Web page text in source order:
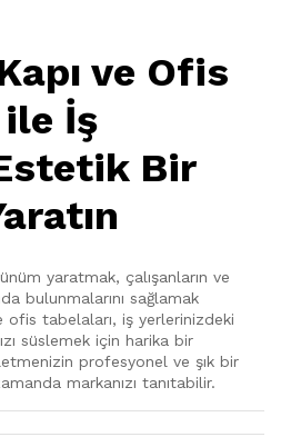
ve Ofis
ile İş
Bir
yaratmak, çalışanların ve
bulunmalarını sağlamak
ofis tabelaları, iş yerlerinizdeki
süslemek için harika bir
profesyonel ve şık bir
markanızı tanıtabilir.